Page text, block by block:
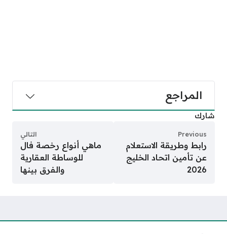
المراجع
شارك
Previous
رابط وطريقة الاستعلام
عن تأمين اتحاد الخليج
2026
التالي
ماهي أنواع رخصة فال
للوساطة العقارية
والفرق بينها